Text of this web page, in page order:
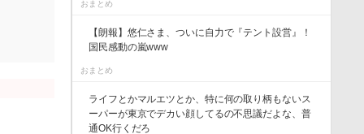
おまとめ
【朗報】悠仁さま、ついに自力で『テント設営』！
国民感動の嵐www
おまとめ
ライフとかマルエツとか、特に何の取り柄もないス
ーパーが東京でデカい顔してるの不思議だよな、普
通OK行くだろ